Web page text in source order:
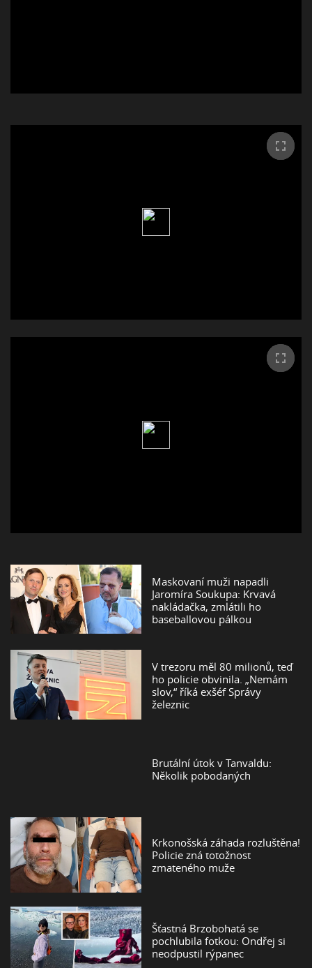
Maskovaní muži napadli
Jaromíra Soukupa: Krvavá
nakládačka, zmlátili ho
baseballovou pálkou
V trezoru měl 80 milionů, teď
ho policie obvinila. „Nemám
slov,“ říká exšéf Správy
železnic
Brutální útok v Tanvaldu:
Několik pobodaných
Krkonošská záhada rozluštěna!
Policie zná totožnost
zmateného muže
Šťastná Brzobohatá se
pochlubila fotkou: Ondřej si
neodpustil rýpanec